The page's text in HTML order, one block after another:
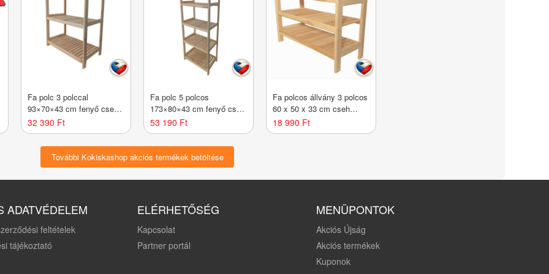
Fa polc 3 polccal
93×70×43 cm fenyő cseh
gyártmány
32 390 Ft
Fa polc 5 polcos
173×80×43 cm fenyő cseh
gyártmány
53 190 Ft
Fa polcos állvány 3 polcos
60 x 50 x 33 cm cseh
gyártmány
18 990 Ft
További Kokiskashop akciós termékek betöltése
ADATVÉDELEM
feltételek
tájékoztató
ELÉRHETŐSÉG
Kapcsolat
Partner portál
MENÜPONTOK
Akciós Újság
Akciós termékek
Kuponok